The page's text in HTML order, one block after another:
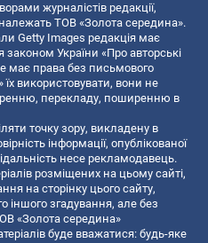
журналістів редакції,
ТОВ «Золота середина».
Getty Images редакція має
України «Про авторські
має права без письмового
використовувати, вони не
перекладу, поширенню в
точку зору, викладену в
інформації, опублікованої
несе рекламодавець.
розміщених на цьому сайті,
на сторінку цього сайту,
іншого згадування, але без
«Золота середина»
буде вважатися: будь-яке